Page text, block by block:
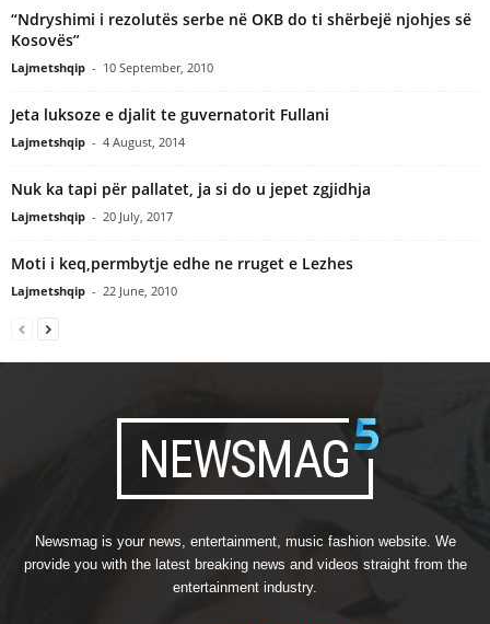
“Ndryshimi i rezolutës serbe në OKB do ti shërbejë njohjes së
Kosovës”
Lajmetshqip - 10 September, 2010
Jeta luksoze e djalit te guvernatorit Fullani
Lajmetshqip - 4 August, 2014
Nuk ka tapi për pallatet, ja si do u jepet zgjidhja
Lajmetshqip - 20 July, 2017
Moti i keq,permbytje edhe ne rruget e Lezhes
Lajmetshqip - 22 June, 2010
Newsmag is your news, entertainment, music fashion website. We
provide you with the latest breaking news and videos straight from the
entertainment industry.